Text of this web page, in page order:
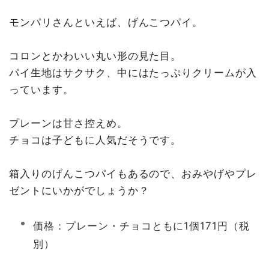
モンパリさんといえば、げんこつパイ。
コロンとかわいい丸い形の見た目。
パイ生地はサクサク、中にはたっぷりクリームが入
っています。
プレーンは甘さ控えめ。
チョコは子どもに人気だそうです。
箱入りのげんこつパイもあるので、おみやげやプレ
ゼントにいかがでしょうか？
価格：プレーン・チョコともに1個171円（税
別）